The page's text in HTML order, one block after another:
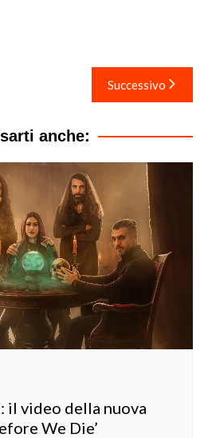
Successivo
anche:
il video della nuova
We Die’